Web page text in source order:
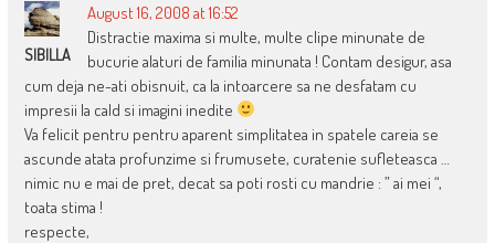
SIBILLA
August 16, 2008 at 16:52
Distractie maxima si multe, multe clipe minunate de
bucurie alaturi de familia minunata ! Contam desigur, asa
cum deja ne-ati obisnuit, ca la intoarcere sa ne desfatam cu
impresii la cald si imagini inedite
Va felicit pentru pentru aparent simplitatea in spatele careia se
ascunde atata profunzime si frumusete, curatenie sufleteasca …
nimic nu e mai de pret, decat sa poti rosti cu mandrie : ” ai mei “,
toata stima !
respecte,